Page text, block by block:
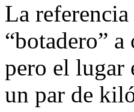
La
“botadero”
pero el lugar
un par de